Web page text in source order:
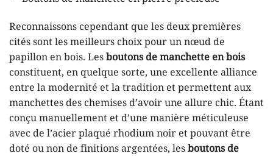
Reconnaissons cependant que les deux premières
cités sont les meilleurs choix pour un nœud de
papillon en bois. Lesboutons de manchette en bois
constituent, en quelque sorte, une excellente alliance
entre la modernité et la tradition et permettent aux
manchettes des chemises d’avoir une allure chic. Étant
conçu manuellement et d’une manière méticuleuse
avec de l’acier plaqué rhodium noir et pouvant être
doté ou non de finitions argentées, lesboutons de